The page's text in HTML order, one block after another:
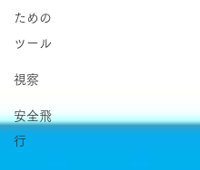
ための
ツール
視察
安全飛
行